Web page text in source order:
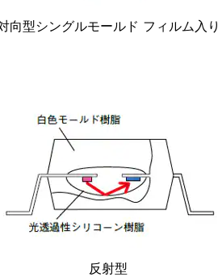
向型シングルモールド フィルム入り
反射型